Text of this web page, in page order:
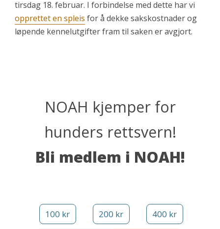
tirsdag 18. februar. I forbindelse med dette har vi
opprettet en spleis for å dekke sakskostnader og
løpende kennelutgifter fram til saken er avgjort.
NOAH kjemper for
hunders rettsvern!
Bli medlem i NOAH!
100 kr 200 kr 400 kr